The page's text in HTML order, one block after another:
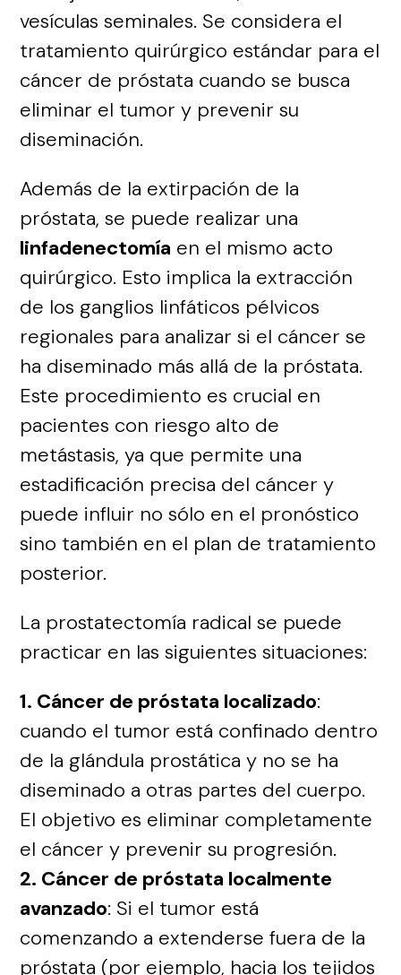
vesículas seminales. Se considera el
tratamiento quirúrgico estándar para el
cáncer de próstata cuando se busca
eliminar el tumor y prevenir su
diseminación.
Además de la extirpación de la
próstata, se puede realizar una
linfadenectomía en el mismo acto
quirúrgico. Esto implica la extracción
de los ganglios linfáticos pélvicos
regionales para analizar si el cáncer se
ha diseminado más allá de la próstata.
Este procedimiento es crucial en
pacientes con riesgo alto de
metástasis, ya que permite una
estadificación precisa del cáncer y
puede influir no sólo en el pronóstico
sino también en el plan de tratamiento
posterior.
La prostatectomía radical se puede
practicar en las siguientes situaciones:
1. Cáncer de próstata localizado:
cuando el tumor está confinado dentro
de la glándula prostática y no se ha
diseminado a otras partes del cuerpo.
El objetivo es eliminar completamente
el cáncer y prevenir su progresión.
2. Cáncer de próstata localmente
avanzado: Si el tumor está
comenzando a extenderse fuera de la
próstata (por ejemplo, hacia los tejidos